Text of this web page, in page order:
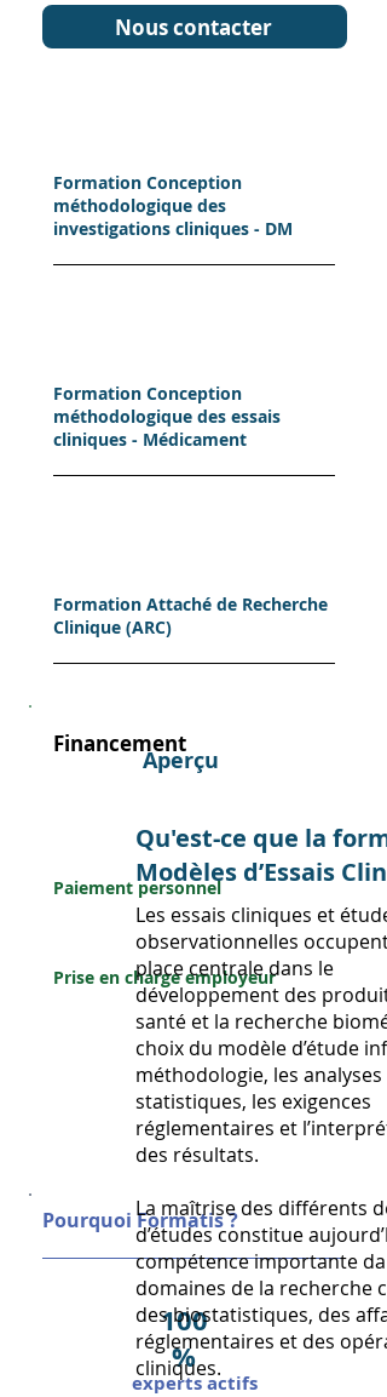
Nous contacter
Formation Conception
méthodologique des
investigations cliniques - DM
Formation Conception
méthodologique des essais
cliniques - Médicament
Formation Attaché de Recherche
Clinique (ARC)
Financement
nnel
Paiement personnel
Entreprise
Prise en charge employeur
Pourquoi Formatis ?
100
%
experts actifs
Aperçu
Qu'est-ce que la
Modèles d’Essais
Les essais cliniques et
observationnelles occupent
place centrale dans le
développement des
santé et la recherche
choix du modèle d’étude
méthodologie, les analyses
statistiques, les exigences
réglementaires et
des résultats.
La maîtrise des différents
d’études constitue
compétence importante
domaines de la recherche
des biostatistiques, des
réglementaires et des
cliniques.